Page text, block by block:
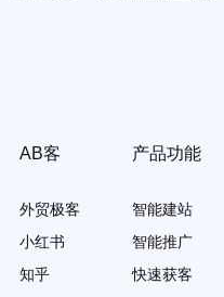
AB客
外贸极客
小红书
知乎
产品功能
智能建站
智能推广
快速获客